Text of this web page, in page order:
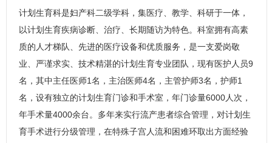
计划生育科是妇产科二级学科，集医疗、教学、科研于一体，
以计划生育疾病诊断、治疗、长期随访为特色。科室拥有高素
质的人才梯队、先进的医疗设备和优质服务，是一支爱岗敬
业、严谨求实、技术精湛的计划生育专业团队，现有医护人员9
名，其中主任医师1名，主治医师4名，主管护师3名，护师1
名，设有独立的计划生育门诊和手术室，年门诊量6000人次，
年手术量4000余台。多年来实行流产患者综合管理，对计划生
育手术进行分级管理，在特殊子宫人流和困难环取出方面经验